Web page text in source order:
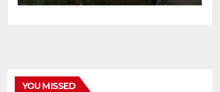
YOU MISSED